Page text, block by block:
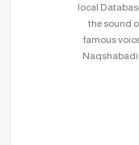
local
the sound
famous
Naqshabadi